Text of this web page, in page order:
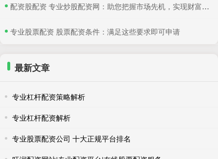
​配资股配资 专业炒股配资网：助您把握市场先机，实现财富增值
​专业股票配资 股票配资条件：满足这些要求即可申请
最新文章
专业杠杆配资策略解析
专业杠杆配资解析
专业股票配资公司 十大正规平台排名